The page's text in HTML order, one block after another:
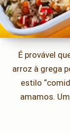
É provável
arroz à grega
estilo
amamos.